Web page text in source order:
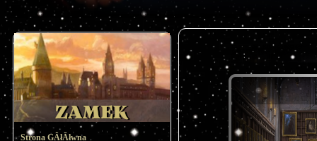
Strona GÂłĂłwna